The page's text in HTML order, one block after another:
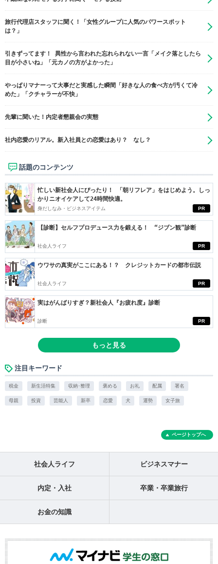
旅行代理店スタッフに聞く！「女性グループに人気のパワースポット
は？」
引きずってます！ 異性から言われた忘れられない一言「メイク落としたら
目が小さいね」「元カノの方がよかった」
やっぱりマナーって大事だと実感した瞬間「好きな人の食べ方が汚くて冷
めた」「クチャラーが不快」
先輩に聞いた！内定者懇親会の実態
社内恋愛のリアル。新入社員との恋愛はあり？ なし？
話題のコンテンツ
PR
忙しい新社会人にぴったり！ 「朝リフレア」をはじめよう。しっ
かりニオイケアして24時間快適。
身だしなみ・ビジネスアイテム
PR
【診断】セルフプロデュース力を鍛える！ “ジブン観”診断
社会人ライフ
PR
ウワサの真実がここにある！？ クレジットカードの都市伝説
社会人ライフ
PR
実はがんばりすぎ？新社会人『お疲れ度』診断
診断
もっと見る
注目キーワード
税金 新生活特集 収納･整理 褒める お礼 配属 署名
母親 投資 芸能人 新卒 恋愛 犬 運勢 女子旅
ページトップへ
社会人ライフ ビジネスマナー
内定・入社 卒業・卒業旅行
お金の知識